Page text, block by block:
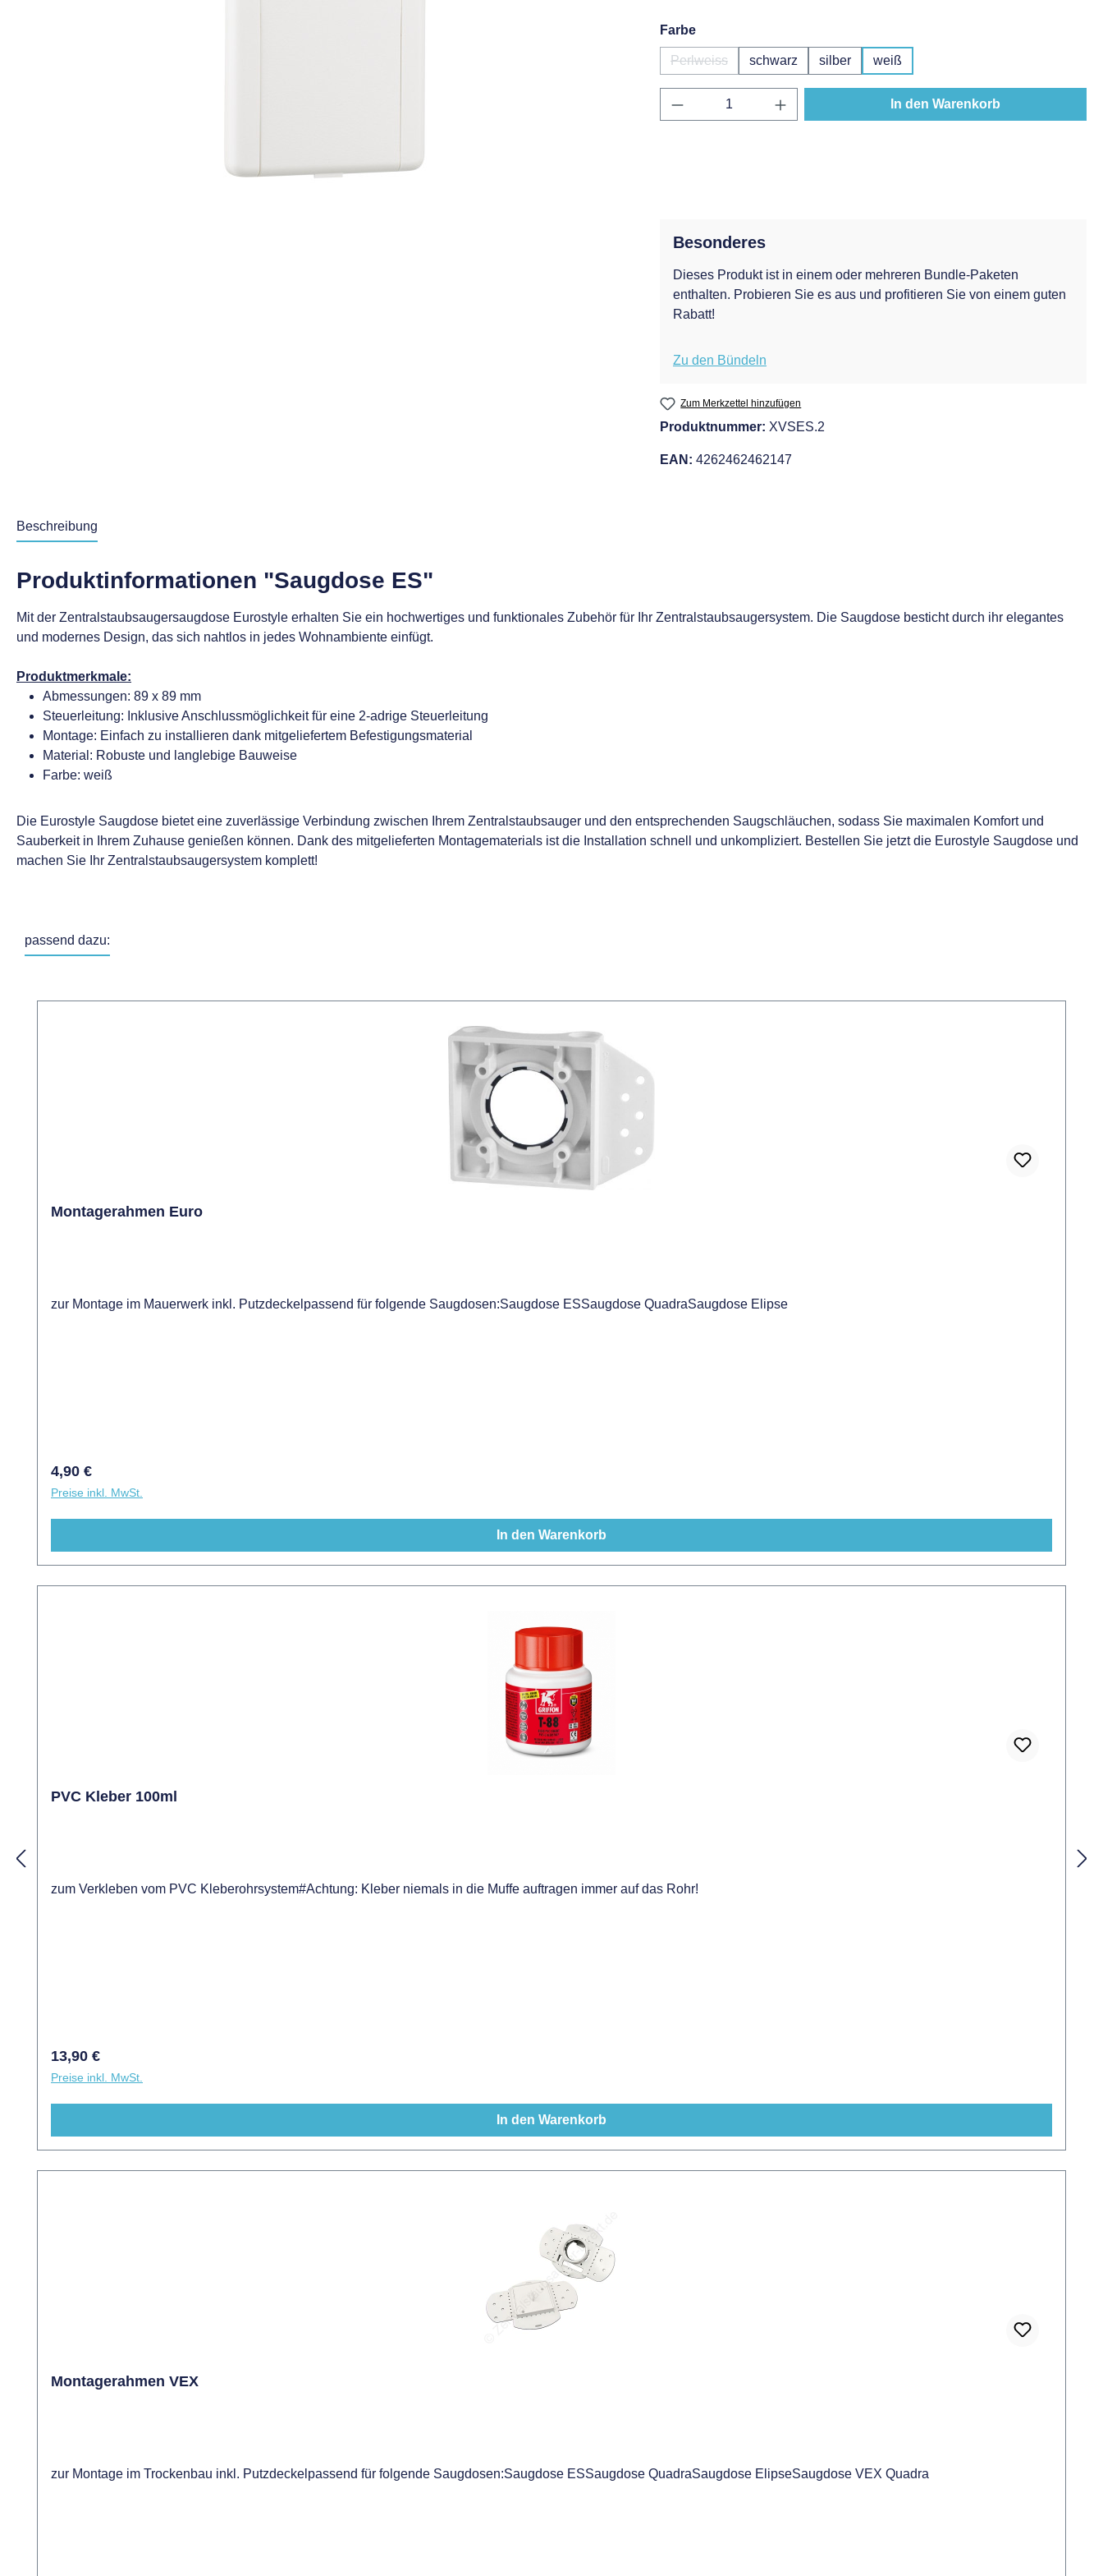
Farbeauswählen
Perlweiss
(Diese Option ist zurzeit nicht verfügbar.)
schwarz silber weiß
Produkt Anzahl: Gib den gewünschten Wert ein
In den Warenkorb
Besonderes
Dieses Produkt ist in einem oder mehreren Bundle-Paketen
enthalten. Probieren Sie es aus und profitieren Sie von einem guten
Rabatt!
Zu den Bündeln
Zum Merkzettel hinzufügen
Produktnummer: XVSES.2
EAN: 4262462462147
Beschreibung
Produktinformationen "Saugdose ES"
Mit der Zentralstaubsaugersaugdose Eurostyle erhalten Sie ein hochwertiges und funktionales Zubehör für Ihr Zentralstaubsaugersystem. Die Saugdose besticht durch ihr elegantes
und modernes Design, das sich nahtlos in jedes Wohnambiente einfügt.
Produktmerkmale:
Abmessungen: 89 x 89 mm
Steuerleitung: Inklusive Anschlussmöglichkeit für eine 2-adrige Steuerleitung
Montage: Einfach zu installieren dank mitgeliefertem Befestigungsmaterial
Material: Robuste und langlebige Bauweise
Farbe: weiß
Die Eurostyle Saugdose bietet eine zuverlässige Verbindung zwischen Ihrem Zentralstaubsauger und den entsprechenden Saugschläuchen, sodass Sie maximalen Komfort und
Sauberkeit in Ihrem Zuhause genießen können. Dank des mitgelieferten Montagematerials ist die Installation schnell und unkompliziert. Bestellen Sie jetzt die Eurostyle Saugdose und
machen Sie Ihr Zentralstaubsaugersystem komplett!
passend dazu:
Montagerahmen Euro
zur Montage im Mauerwerk inkl. Putzdeckelpassend für folgende Saugdosen:Saugdose ESSaugdose QuadraSaugdose Elipse
Regulärer Preis:
4,90 €
Preise inkl. MwSt.
In den Warenkorb
PVC Kleber 100ml
zum Verkleben vom PVC Kleberohrsystem#Achtung: Kleber niemals in die Muffe auftragen immer auf das Rohr!
Regulärer Preis:
13,90 €
Preise inkl. MwSt.
In den Warenkorb
Montagerahmen VEX
zur Montage im Trockenbau inkl. Putzdeckelpassend für folgende Saugdosen:Saugdose ESSaugdose QuadraSaugdose ElipseSaugdose VEX Quadra